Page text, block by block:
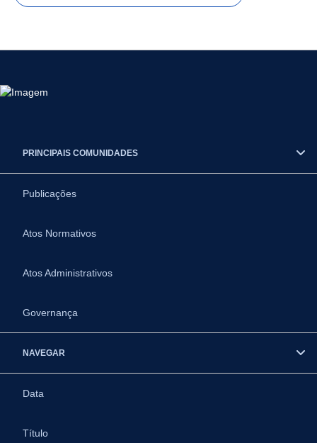
PRINCIPAIS COMUNIDADES
Publicações
Atos Normativos
Atos Administrativos
Governança
NAVEGAR
Data
Título